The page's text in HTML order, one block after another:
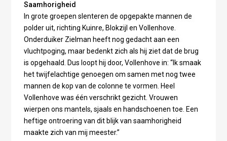
Saamhorigheid
In grote groepen slenteren de opgepakte mannen de
polder uit, richting Kuinre, Blokzijl en Vollenhove.
Onderduiker Zielman heeft nog gedacht aan een
vluchtpoging, maar bedenkt zich als hij ziet dat de brug
is opgehaald. Dus loopt hij door, Vollenhove in: “Ik smaak
het twijfelachtige genoegen om samen met nog twee
mannen de kop van de colonne te vormen. Heel
Vollenhove was één verschrikt gezicht. Vrouwen
wierpen ons mantels, sjaals en handschoenen toe. Een
heftige ontroering van dit blijk van saamhorigheid
maakte zich van mij meester.”